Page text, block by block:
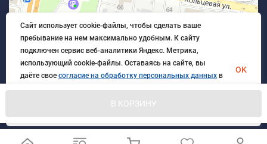
В КОРЗИНУ
© 2026 БлагАвтоКомплект. Все права защищены
Сайт использует cookie-файлы, чтобы сделать ваше
пребывание на нем максимально удобным. К cайту
подключен сервис веб-аналитики Яндекс. Метрика,
использующий cookie-файлы. Оставаясь на сайте, вы
даёте свое согласие на обработку персональных данных в
порядке, указанном вПолитике обработки персональных
OK